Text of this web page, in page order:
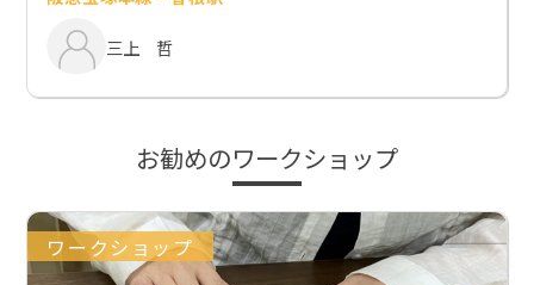
三上 哲
お勧めのワークショップ
ワークショップ